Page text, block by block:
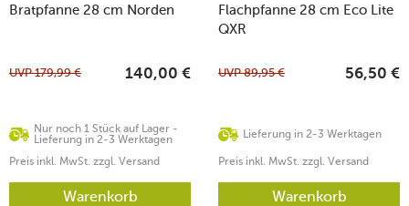
Bratpfanne 28 cm Norden
Nur noch 1 Stück auf Lager -
Lieferung in 2-3 Werktagen
UVP179,99 € 140,00 €
Preis inkl. MwSt. zzgl. Versand
Warenkorb
Flachpfanne 28 cm Eco Lite
QXR
Lieferung in 2-3 Werktagen
UVP89,95 € 56,50 €
Preis inkl. MwSt. zzgl. Versand
Warenkorb